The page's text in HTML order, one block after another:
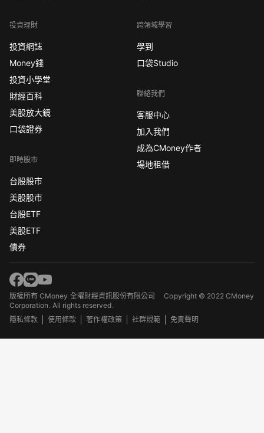
投資理財
投資網誌
Money錢
投資小學堂
財經百科
美股放大鏡
口袋證券
即時股市
台股股市
美股股市
台股ETF
美股ETF
債券
跨領域學習
學到
口袋Studio
聯絡我們
客服中心
加入我們
成為CMoney作者
場地租借
版權所有 CMoney 全曜財經資訊股份有限公司Copyright © 2022 CMoney
Corporation. All rights reserved.
隱私條款
使用條款 著作權政策 社群規範 免責聲明